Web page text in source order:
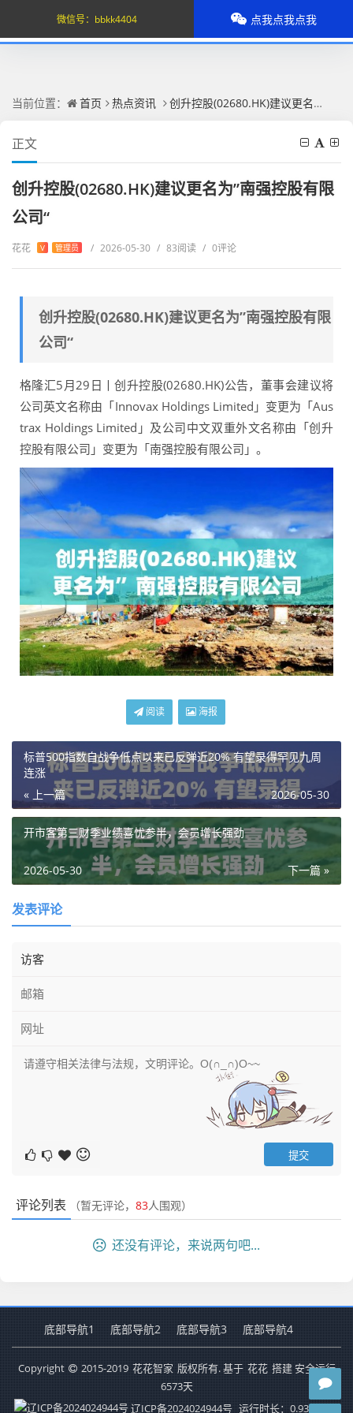
当前位置： 首页 热点资讯 创升控股(02680.HK)建议更名为”南强控股有限公司“
正文
创升控股(02680.HK)建议更名为”南强控股有限
公司“
花花 V 管理员 / 2026-05-30 / 83阅读 / 0评论
创升控股(02680.HK)建议更名为”南强控股有限
公司“
格隆汇5月29日丨创升控股(02680.HK)公告，董事会建议将
公司英文名称由「Innovax Holdings Limited」变更为「Aus
trax Holdings Limited」及公司中文双重外文名称由「创升
控股有限公司」变更为「南强控股有限公司」。
阅读 海报
标普500指数自战争低点以来已反弹近20% 有望录得罕见九周
连涨
« 上一篇
2026-05-30
开市客第三财季业绩喜忧参半，会员增长强劲
下一篇 »
2026-05-30
发表评论
评论列表 （暂无评论， 83人围观）
还没有评论，来说两句吧...
底部导航1 底部导航2 底部导航3 底部导航4
Copyright 2015-2019 花花智家 版权所有. 基于 花花 搭建 安全运行
6573天
辽ICP备2024024944号 运行时长：0.934秒 查
微信号： bbkk4404 点我点我点我